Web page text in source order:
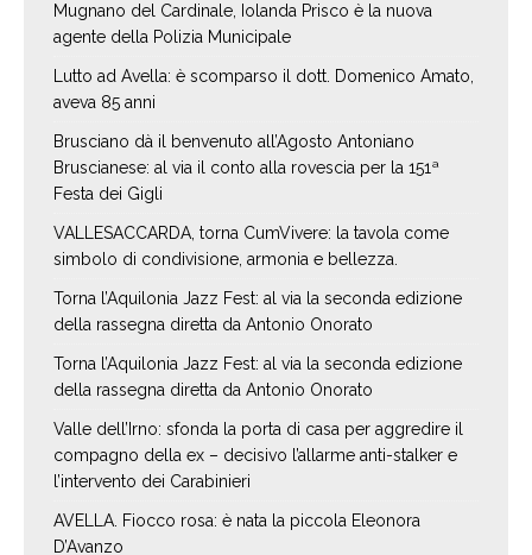
Mugnano del Cardinale, Iolanda Prisco è la nuova
agente della Polizia Municipale
Lutto ad Avella: è scomparso il dott. Domenico Amato,
aveva 85 anni
Brusciano dà il benvenuto all’Agosto Antoniano
Bruscianese: al via il conto alla rovescia per la 151ª
Festa dei Gigli
VALLESACCARDA, torna CumVivere: la tavola come
simbolo di condivisione, armonia e bellezza.
Torna l’Aquilonia Jazz Fest: al via la seconda edizione
della rassegna diretta da Antonio Onorato
Torna l’Aquilonia Jazz Fest: al via la seconda edizione
della rassegna diretta da Antonio Onorato
Valle dell’Irno: sfonda la porta di casa per aggredire il
compagno della ex – decisivo l’allarme anti-stalker e
l’intervento dei Carabinieri
AVELLA. Fiocco rosa: è nata la piccola Eleonora
D’Avanzo